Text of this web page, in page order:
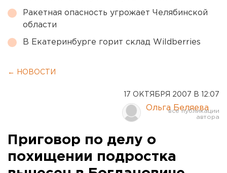
Ракетная опасность угрожает Челябинской
области
В Екатеринбурге горит склад Wildberries
← НОВОСТИ
17 ОКТЯБРЯ 2007 В 12:07
Ольга Беляева
Приговор по делу о
похищении подростка